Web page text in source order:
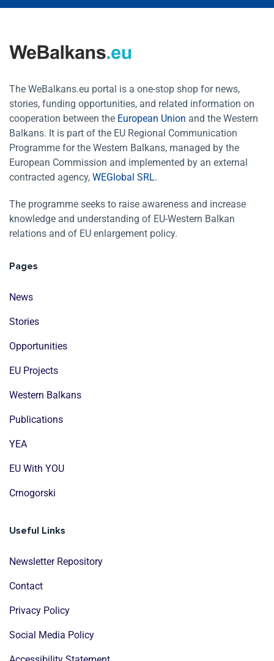
The WeBalkans.eu portal is a one-stop shop for news,
stories, funding opportunities, and related information on
cooperation between the European Union and the Western
Balkans. It is part of the EU Regional Communication
Programme for the Western Balkans, managed by the
European Commission and implemented by an external
contracted agency, WEGlobal SRL.
The programme seeks to raise awareness and increase
knowledge and understanding of EU-Western Balkan
relations and of EU enlargement policy.
Pages
News
Stories
Opportunities
EU Projects
Western Balkans
Publications
YEA
EU With YOU
Crnogorski
Useful Links
Newsletter Repository
Contact
Privacy Policy
Social Media Policy